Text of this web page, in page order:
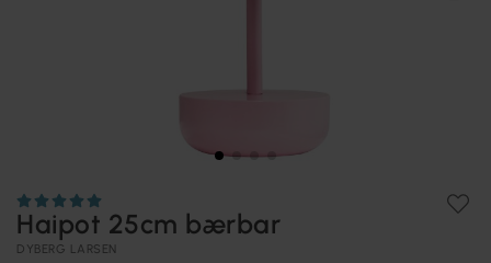
Haipot 25cm bærbar
DYBERG LARSEN